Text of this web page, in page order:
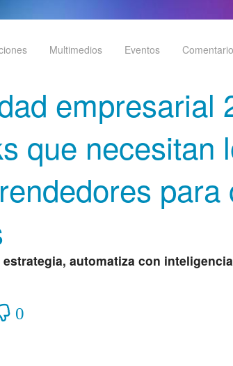
Multimedios Eventos
empresarial
que necesitan
para
estrategia, automatiza con
0